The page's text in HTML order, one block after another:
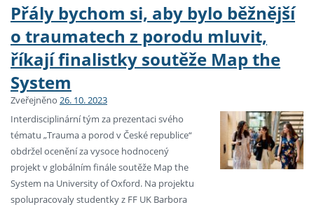
Přály bychom si, aby bylo běžnější
o traumatech z porodu mluvit,
říkají finalistky soutěže Map the
System
Zveřejněno 26. 10. 2023
Interdisciplinární tým za prezentaci svého
tématu „Trauma a porod v České republice“
obdržel ocenění za vysoce hodnocený
projekt v globálním finále soutěže Map the
System na University of Oxford. Na projektu
spolupracovaly studentky z FF UK Barbora